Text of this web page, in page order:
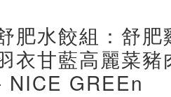
肥水餃組：舒肥
衣甘藍高麗菜
NICE GREEn